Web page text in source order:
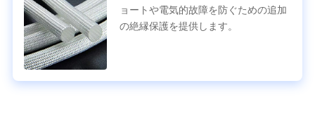
ョートや電気的故障を防ぐための追加
の絶縁保護を提供します。